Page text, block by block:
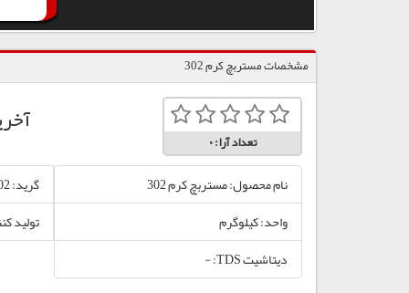
مشخصات مستربچ کرم 302
تعداد آرا:0
نام محصول: مستربچ کرم 302 گرید: 302
واحد: کیلوگرم
تولید
دیتاشیت TDS: -